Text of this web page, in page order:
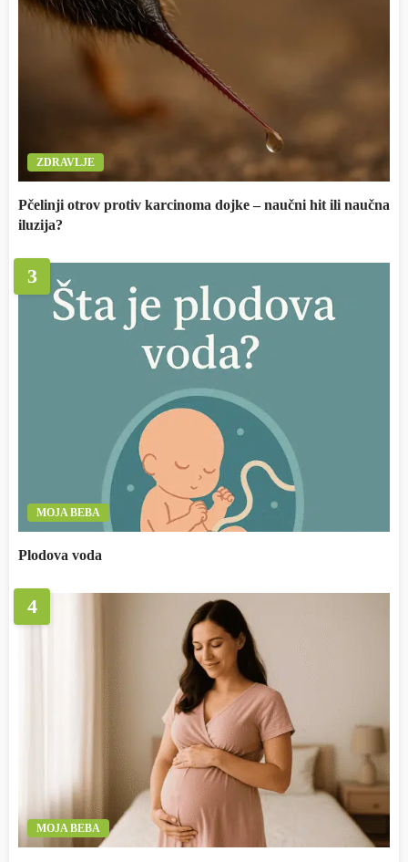
ZDRAVLJE
Pčelinji otrov protiv karcinoma dojke – naučni hit ili naučna
iluzija?
3
MOJA BEBA
Plodova voda
4
MOJA BEBA